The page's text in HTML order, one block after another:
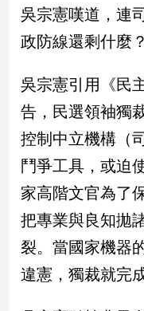
專
區
南
台
觀
點
南
台
灣
觀
點
吳宗憲嘆道，連
政防線還剩什麼？
吳宗憲引用《民
告，民選領袖獨
控制中立機構（
鬥爭工具，或迫
家高階文官為了
把專業與良知拋
裂。當國家機器
違憲，獨裁就完